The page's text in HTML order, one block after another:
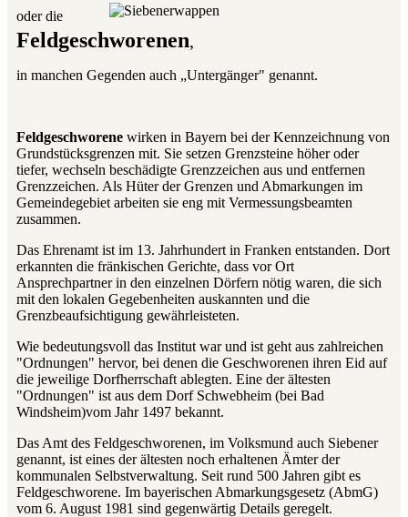
oder die
Feldgeschworenen,
in manchen Gegenden auch „Untergänger" genannt.
Feldgeschworene wirken in Bayern bei der Kennzeichnung von
Grundstücksgrenzen mit. Sie setzen Grenzsteine höher oder
tiefer, wechseln beschädigte Grenzzeichen aus und entfernen
Grenzzeichen. Als Hüter der Grenzen und Abmarkungen im
Gemeindegebiet arbeiten sie eng mit Vermessungsbeamten
zusammen.
Das Ehrenamt ist im 13. Jahrhundert in Franken entstanden. Dort
erkannten die fränkischen Gerichte, dass vor Ort
Ansprechpartner in den einzelnen Dörfern nötig waren, die sich
mit den lokalen Gegebenheiten auskannten und die
Grenzbeaufsichtigung gewährleisteten.
Wie bedeutungsvoll das Institut war und ist geht aus zahlreichen
"Ordnungen" hervor, bei denen die Geschworenen ihren Eid auf
die jeweilige Dorfherrschaft ablegten. Eine der ältesten
"Ordnungen" ist aus dem Dorf Schwebheim (bei Bad
Windsheim)vom Jahr 1497 bekannt.
Das Amt des Feldgeschworenen, im Volksmund auch Siebener
genannt, ist eines der ältesten noch erhaltenen Ämter der
kommunalen Selbstverwaltung. Seit rund 500 Jahren gibt es
Feldgeschworene. Im bayerischen Abmarkungsgesetz (AbmG)
vom 6. August 1981 sind gegenwärtig Details geregelt.